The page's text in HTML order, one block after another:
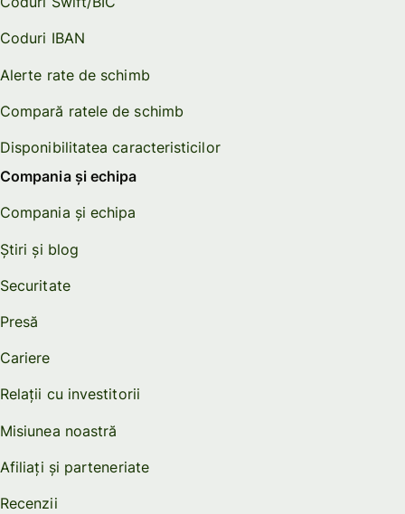
Coduri IBAN
Alerte rate de schimb
Compară ratele de schimb
Disponibilitatea caracteristicilor
Compania și echipa
Compania și echipa
Știri și blog
Securitate
Presă
Cariere
Relații cu investitorii
Misiunea noastră
Afiliați și parteneriate
Recenzii